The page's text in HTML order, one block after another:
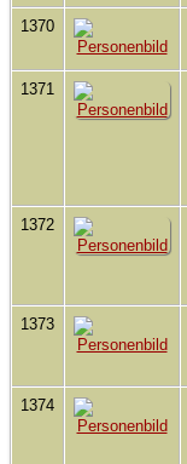
1370
1371
1372
1373
1374